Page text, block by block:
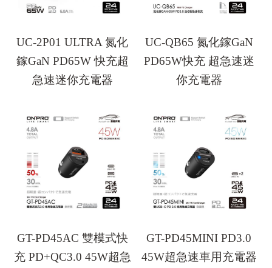
UC-2P01 ULTRA 氮化
鎵GaN PD65W 快充超
急速迷你充電器
UC-QB65 氮化鎵GaN
PD65W快充 超急速迷
你充電器
GT-PD45AC 雙模式快
充 PD+QC3.0 45W超急
GT-PD45MINI PD3.0
45W超急速車用充電器